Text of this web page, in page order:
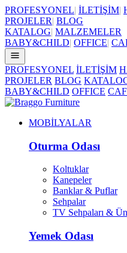
PROFESYONEL| İLETİŞİM|
PROJELER| BLOG
KATALOG| MALZEMELER
BABY&CHILD| OFFICE|
PROFESYONEL İLETİŞİM
PROJELER BLOG
BABY&CHILD OFFICE
MOBİLYALAR
Oturma Odası
Koltuklar
Kanepeler
Banklar & Puflar
Sehpalar
TV Sehpaları &
Yemek Odası